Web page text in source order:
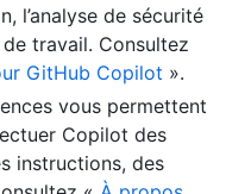
l’analyse de sécurité
travail. Consultez
GitHub Copilot ».
vous permettent
Copilot des
instructions, des